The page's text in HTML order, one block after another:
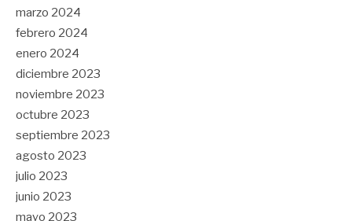
marzo 2024
febrero 2024
enero 2024
diciembre 2023
noviembre 2023
octubre 2023
septiembre 2023
agosto 2023
julio 2023
junio 2023
mayo 2023